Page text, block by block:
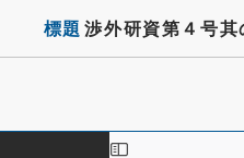
標題 渉外研資第４号